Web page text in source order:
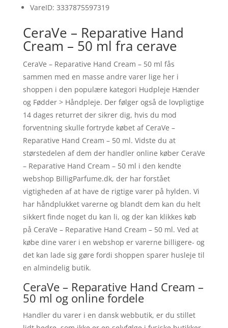
VareID: 3337875597319
CeraVe – Reparative Hand
Cream – 50 ml fra cerave
CeraVe – Reparative Hand Cream – 50 ml fås
sammen med en masse andre varer lige her i
shoppen i den populære kategori Hudpleje Hænder
og Fødder > Håndpleje. Der følger også de lovpligtige
14 dages returret der sikrer dig, hvis du mod
forventning skulle fortryde købet af CeraVe –
Reparative Hand Cream – 50 ml. Vidste du at
størstedelen af dem der handler online køber CeraVe
– Reparative Hand Cream – 50 ml i den kendte
webshop BilligParfume.dk, der har forstået
vigtigheden af at have de rigtige varer på hylden. Vi
har håndplukket varerne og blandt dem kan du helt
sikkert finde noget du kan li, og der kan klikkes køb
på CeraVe – Reparative Hand Cream – 50 ml. Ved at
købe dine varer i en webshop er varerne billigere- og
det kan lade sig gøre fordi shoppen sparer husleje til
en almindelig butik.
CeraVe – Reparative Hand Cream –
50 ml og online fordele
Handler du varer i en dansk webbutik, er du stillet